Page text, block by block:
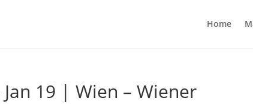
Home
19 | Wien – Wiener